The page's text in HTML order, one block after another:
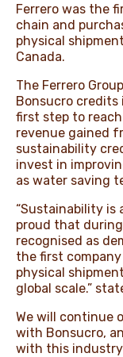
Ferrero was the
chain and
physical
Canada.
The Ferrero
Bonsucro
first step to
revenue gained
sustainability
invest in
as water saving
“Sustainability is
proud that
recognised as
the first
physical
global scale.”
We will continue
with Bonsucro,
with this industry